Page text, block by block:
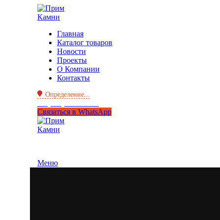
Главная
Каталог товаров
Новости
Проекты
О Компании
Контакты
Определение...
Связаться в WhatsApp
Меню